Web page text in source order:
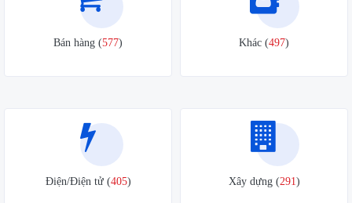
Bán hàng (577) Khác (497)
Điện/Điện tử (405) Xây dựng (291)